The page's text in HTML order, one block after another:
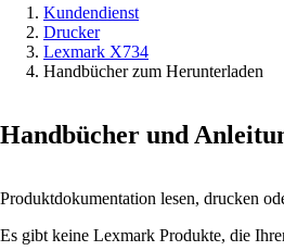
Kundendienst
Drucker
Lexmark X734
Handbücher zum Herunterladen
Handbücher und
Produktdokumentation lesen, drucken
Es gibt keine Lexmark Produkte, die